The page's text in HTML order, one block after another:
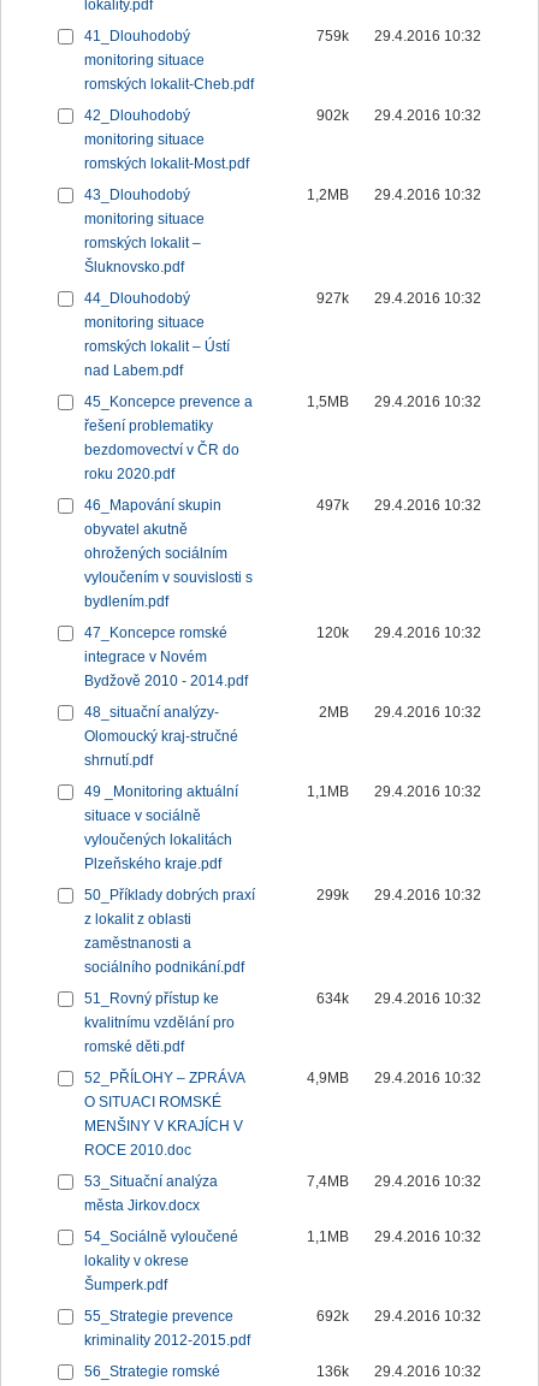
lokality.pdf
41_Dlouhodobý
monitoring situace
romských lokalit-Cheb.pdf
759k 29.4.2016 10:32
42_Dlouhodobý
monitoring situace
romských lokalit-Most.pdf
902k 29.4.2016 10:32
43_Dlouhodobý
monitoring situace
romských lokalit –
Šluknovsko.pdf
1,2MB 29.4.2016 10:32
44_Dlouhodobý
monitoring situace
romských lokalit – Ústí
nad Labem.pdf
927k 29.4.2016 10:32
45_Koncepce prevence a
řešení problematiky
bezdomovectví v ČR do
roku 2020.pdf
1,5MB 29.4.2016 10:32
46_Mapování skupin
obyvatel akutně
ohrožených sociálním
vyloučením v souvislosti s
bydlením.pdf
497k 29.4.2016 10:32
47_Koncepce romské
integrace v Novém
Bydžově 2010 - 2014.pdf
120k 29.4.2016 10:32
48_situační analýzy-
Olomoucký kraj-stručné
shrnutí.pdf
2MB 29.4.2016 10:32
49 _Monitoring aktuální
situace v sociálně
vyloučených lokalitách
Plzeňského kraje.pdf
1,1MB 29.4.2016 10:32
50_Příklady dobrých praxí
z lokalit z oblasti
zaměstnanosti a
sociálního podnikání.pdf
299k 29.4.2016 10:32
51_Rovný přístup ke
kvalitnímu vzdělání pro
romské děti.pdf
634k 29.4.2016 10:32
52_PŘÍLOHY – ZPRÁVA
O SITUACI ROMSKÉ
MENŠINY V KRAJÍCH V
ROCE 2010.doc
4,9MB 29.4.2016 10:32
53_Situační analýza
města Jirkov.docx
7,4MB 29.4.2016 10:32
54_Sociálně vyloučené
lokality v okrese
Šumperk.pdf
1,1MB 29.4.2016 10:32
55_Strategie prevence
kriminality 2012-2015.pdf
692k 29.4.2016 10:32
56_Strategie romské
136k 29.4.2016 10:32